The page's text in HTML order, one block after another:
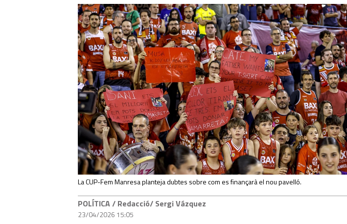
La CUP-Fem Manresa planteja dubtes sobre com es finançarà el nou pavelló.
POLÍTICA/ Redacció/ Sergi Vázquez
23/04/2026 15:05